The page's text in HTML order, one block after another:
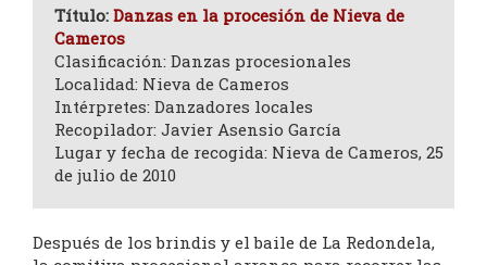
Título: Danzas en la procesión de Nieva de
Cameros
Clasificación: Danzas procesionales
Localidad: Nieva de Cameros
Intérpretes: Danzadores locales
Recopilador: Javier Asensio García
Lugar y fecha de recogida: Nieva de Cameros, 25
de julio de 2010
Después de los brindis y el baile de La Redondela,